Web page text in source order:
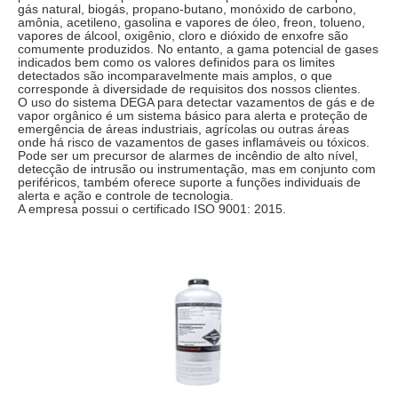
gás natural, biogás, propano-butano, monóxido de carbono,
amônia, acetileno, gasolina e vapores de óleo, freon, tolueno,
vapores de álcool, oxigênio, cloro e dióxido de enxofre são
comumente produzidos. No entanto, a gama potencial de gases
indicados bem como os valores definidos para os limites
detectados são incomparavelmente mais amplos, o que
corresponde à diversidade de requisitos dos nossos clientes.
O uso do sistema DEGA para detectar vazamentos de gás e de
vapor orgânico é um sistema básico para alerta e proteção de
emergência de áreas industriais, agrícolas ou outras áreas
onde há risco de vazamentos de gases inflamáveis ​​ou tóxicos.
Pode ser um precursor de alarmes de incêndio de alto nível,
detecção de intrusão ou instrumentação, mas em conjunto com
periféricos, também oferece suporte a funções individuais de
alerta e ação e controle de tecnologia.
A empresa possui o certificado ISO 9001: 2015.